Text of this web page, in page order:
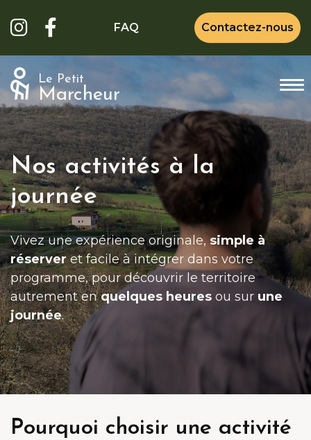
FAQ Contactez-nous
Le Petit
Marcheur
Nos activités à la
journée
Vivez une expérience originale,simple à
réserveret facile à intégrer dans votre
programme, pour découvrir le territoire
autrement enquelques heures ou sur une
journée.
Pourquoi choisir une activité